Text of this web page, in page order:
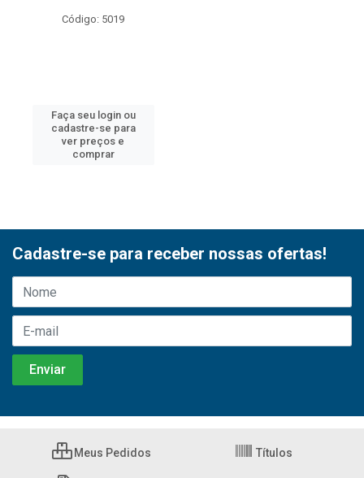
Código: 5019
Faça seu login ou
cadastre-se para
ver preços e
comprar
Cadastre-se para receber nossas ofertas!
Meus Pedidos Títulos